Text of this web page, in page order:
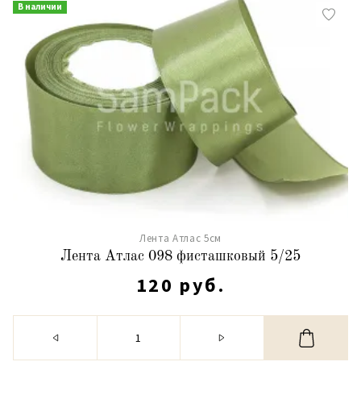
В наличии
Лента Атлас 5см
Лента Атлас 098 фисташковый 5/25
120 руб.